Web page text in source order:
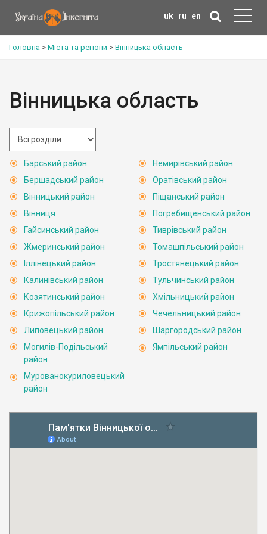
uk ru en
Головна > Міста та регіони > Вінницька область
Вінницька область
Барський район
Бершадський район
Вінницький район
Вінниця
Гайсинський район
Жмеринський район
Іллінецький район
Калинівський район
Козятинський район
Крижопільський район
Липовецький район
Могилів-Подільський
район
Мурованокуриловецький
район
Немирівський район
Оратівський район
Піщанський район
Погребищенський район
Тиврівський район
Томашпільський район
Тростянецький район
Тульчинський район
Хмільницький район
Чечельницький район
Шаргородський район
Ямпільський район